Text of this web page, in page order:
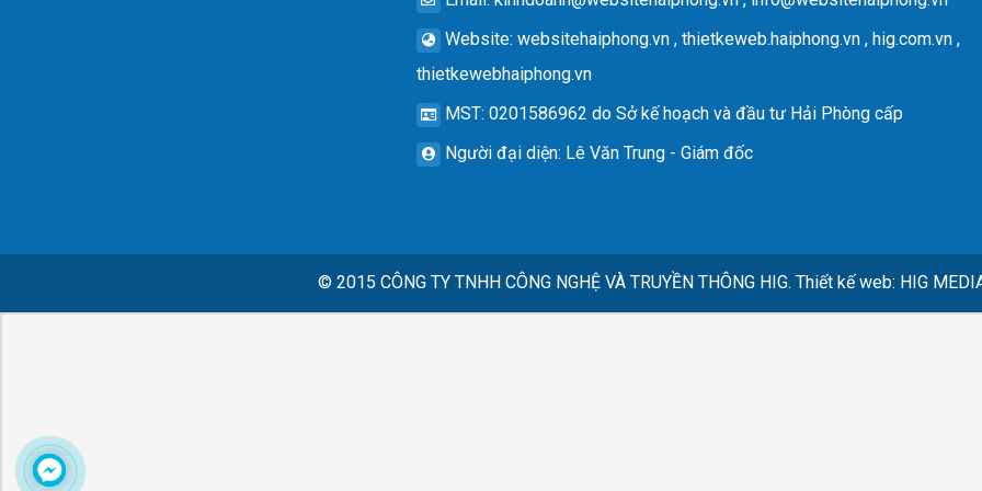
Website: websitehaiphong.vn , thietkeweb.haiphong.vn , hig.com.vn ,
thietkewebhaiphong.vn
MST: 0201586962 do Sở kế hoạch và đầu tư Hải Phòng cấp
Người đại diện: Lê Văn Trung - Giám đốc
© 2015 CÔNG TY TNHH CÔNG NGHỆ VÀ TRUYỀN THÔNG HIG. Thiết kế web: HIG